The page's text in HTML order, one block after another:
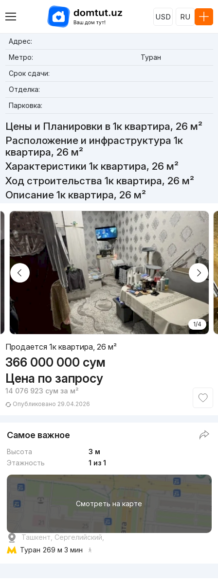
USD RU
Адрес:
Метро:
Туран
Срок сдачи:
Отделка:
Парковка:
Цены и Планировки в 1к квартира, 26 м²
Расположение и инфраструктура 1к
квартира, 26 м²
Характеристики 1к квартира, 26 м²
Ход строительства 1к квартира, 26 м²
Описание 1к квартира, 26 м²
1/4
Продается 1к квартира, 26 м²
366 000 000 сум
Цена по запросу
14 076 923 сум за м²
Опубликовано 29.04.2026
Самое важное
Высота
3 м
Этажность
1 из 1
Смотреть на карте
Ташкент, Сергелийский,
Туран 269 м 3 мин